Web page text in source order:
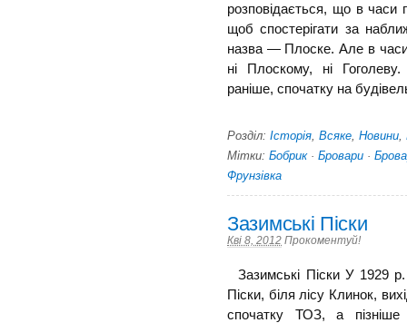
розповідається, що в часи
щоб спостерігати за
назва — Плоске. Але в
ні Плоскому, ні Гоголеву.
раніше, спочатку на
Розділ: Історія Всяке Новини
Мітки: Бобрик· Бровари ·
Фрунзівка
Зазимські Піски
Кві 8, 2012 Прокоментуй!
Зазимські Піски У 1929
Піски, біля лісу Клинок,
спочатку ТОЗ, а